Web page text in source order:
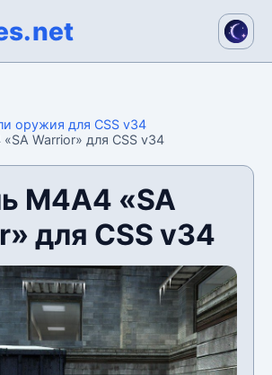
оружия для CSS v34
Warrior» для CSS v34
М4А4 «SA
для CSS v34